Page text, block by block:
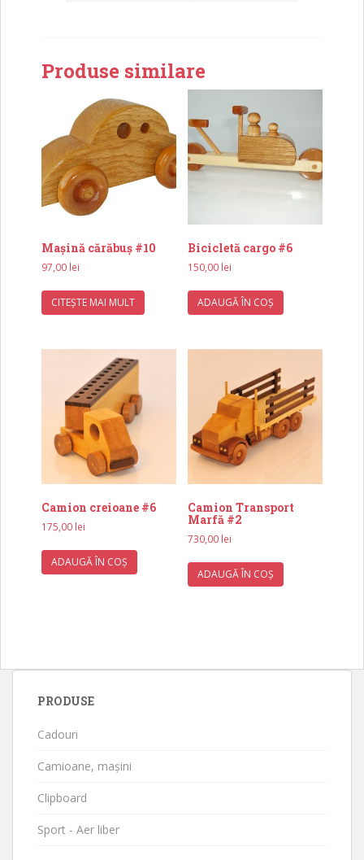
Produse similare
Mașină cărăbuș #10
97,00 lei
CITEȘTE MAI MULT
Bicicletă cargo #6
150,00 lei
ADAUGĂ ÎN COȘ
Camion creioane #6
175,00 lei
ADAUGĂ ÎN COȘ
Camion Transport
Marfă #2
730,00 lei
ADAUGĂ ÎN COȘ
PRODUSE
Cadouri
Camioane, mașini
Clipboard
Sport - Aer liber